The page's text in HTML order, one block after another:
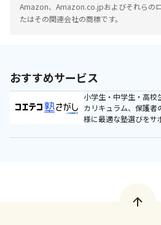
Amazon、Amazon.co.jpおよびそれらの
たはその関連会社の商標です。
おすすめサービス
小学生・中学生・高校
カリキュラム、保護者
様に最適な塾選びをサ